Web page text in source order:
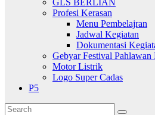
GLS BERLIAN
Profesi Kerasan
Menu Pembelajran
Jadwal Kegiatan
Dokumentasi
Gebyar Festival Pahlawan
Motor Listrik
Logo Super Cadas
P5